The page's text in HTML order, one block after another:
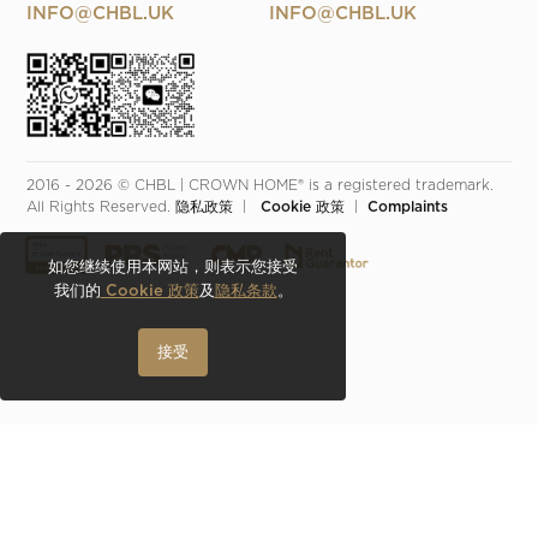
INFO@CHBL.UK
INFO@CHBL.UK
2016 - 2026 © CHBL | CROWN HOME® is a registered trademark.
All Rights Reserved. 隐私政策 Cookie 政策
  |
Complaints
如您继续使用本网站，则表示您接受
我们的 Cookie 政策及 隐私条款。
接受